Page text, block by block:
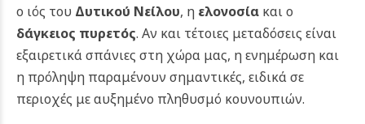
ο ιός του Δυτικού Νείλου, η ελονοσία και ο
δάγκειος πυρετός. Αν και τέτοιες μεταδόσεις είναι
εξαιρετικά σπάνιες στη χώρα μας, η ενημέρωση και
η πρόληψη παραμένουν σημαντικές, ειδικά σε
περιοχές με αυξημένο πληθυσμό κουνουπιών.